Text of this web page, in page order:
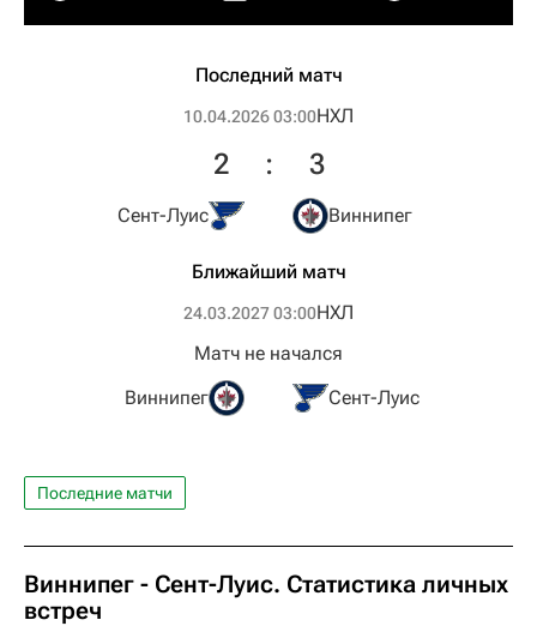
Последний матч
10.04.2026 03:00НХЛ
Сент-Луис
2 : 3
Виннипег
Ближайший матч
24.03.2027 03:00НХЛ
Виннипег
Матч не начался
Сент-Луис
Последние матчи
Виннипег - Сент-Луис. Статистика личных
встреч